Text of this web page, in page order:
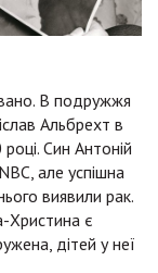
В подружжя
Альбрехт в
Син Антоній
але успішна
виявили рак.
Христина є
дітей у неї